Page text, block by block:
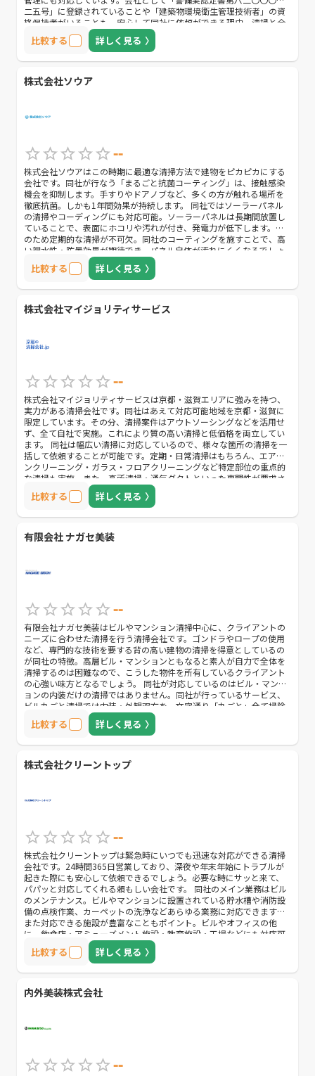
二五号」に登録されていることや「建築物環境衛生管理技術者」の資
格保持者がいることも、安心して同社に依頼ができる理由。清掃と合
わせて様々な業務を依頼したい方におすすめです。 日常清掃や定期清
掃も同社に任せられます。依頼者の要望に応じて、清掃プランを一か
ら作成するので、どんな依頼者でも最適なプランで依頼可能。コスト
す。
比較する 詳しく見る
株式会社ソウア
--
株式会社ソウアはこの時期に最適な清掃方法で建物をピカピカにする
会社です。同社が行なう「まるごと抗菌コーティング」は、接触感染
機会を抑制します。手すりやドアノブなど、多くの方が触れる場所を
徹底抗菌。しかも1年間効果が持続します。 同社ではソーラーパネル
の清掃やコーディングにも対応可能。ソーラーパネルは長期間放置し
ていることで、表面にホコリや汚れが付き、発電力が低下します。そ
のため定期的な清掃が不可欠。同社のコーティングを施すことで、高
い親水性・防曇効果が期待でき、パネル自体が汚れにくくなるでしょ
う。 ビルやマンションなどの建物や施設管理を請け負っていることも
同社の特徴。貯水槽・高架水槽、浄化槽の清掃や管理をはじめ、消防
設備の点検や植栽の維持も行っています。綺麗にビルやマンションを
比較する 詳しく見る
株式会社マイジョリティサービス
--
株式会社マイジョリティサービスは京都・滋賀エリアに強みを持つ、
実力がある清掃会社です。同社はあえて対応可能地域を京都・滋賀に
限定しています。その分、清掃案件はアウトソーシングなどを活用せ
ず、全て自社で実施。これにより質の高い清掃と低価格を両立してい
ます。 同社は幅広い清掃に対応しているので、様々な箇所の清掃を一
括して依頼することが可能です。定期・日常清掃はもちろん、エアコ
ンクリーニング・ガラス・フロアクリーニングなど特定部位の重点的
な清掃も実施。また、高所清掃・通気ダクトといった専門性が要求さ
れる箇所にも対応しています。 また、同社は不動産会社・工務店の依
頼を受けて、空室・空家のハウスクリーニングも実施。空室・空家の
清掃は厳しい汚染状況を、次の住人に引き渡せるほどクリーンな状態
え、ゴミ・不用品回収や害虫駆除の技術も駆使することで、空室・空
家を人が住む前の綺麗な状態に蘇らせます。
比較する 詳しく見る
有限会社 ナガセ美装
--
有限会社ナガセ美装はビルやマンション清掃中心に、クライアントの
ニーズに合わせた清掃を行う清掃会社です。ゴンドラやロープの使用
など、専門的な技術を要する背の高い建物の清掃を得意としているの
が同社の特徴。高層ビル・マンションともなると素人が自力で全体を
清掃するのは困難なので、こうした物件を所有しているクライアント
の心強い味方となるでしょう。 同社が対応しているのはビル・マンシ
ョンの内装だけの清掃ではありません。同社が行っているサービス、
ビル丸ごと清掃では内装・外観双方を、文字通り「丸ごと」全て掃除
してもらえます。また、貯水槽洗浄など水回りの清掃も受け付けてい
るので、水関連の施設だけ別の業者に依頼する必要もありません。 マ
ンションではハト・クモなどの小動物が時に悩みの種となりますが、
ネットの取付やクモ忌避清掃などを実施しているので、清掃に合わせ
て一度発生してしまうと対処が難しい小動物のトラブルを予防するこ
比較する 詳しく見る
株式会社クリーントップ
--
株式会社クリーントップは緊急時にいつでも迅速な対応ができる清掃
会社です。24時間365日営業しており、深夜や年末年始にトラブルが
起きた際にも安心して依頼できるでしょう。必要な時にサッと来て、
パパッと対応してくれる頼もしい会社です。 同社のメイン業務はビル
のメンテナンス。ビルやマンションに設置されている貯水槽や消防設
備の点検作業、カーペットの洗浄などあらゆる業務に対応できます。
また対応できる施設が豊富なこともポイント。ビルやオフィスの他
に、飲食店・アミューズメント施設・教育施設・工場などにも対応可
能です。 清掃マシンを豊富に取り揃えていることも同社の魅力。ポリ
ッシャー洗浄・オーボット洗浄・自動床洗浄・IMOP洗浄などを用意
し、汚れや場所に適した清掃方法で対処します。場所を選ばず綺麗に
比較する 詳しく見る
内外美装株式会社
--